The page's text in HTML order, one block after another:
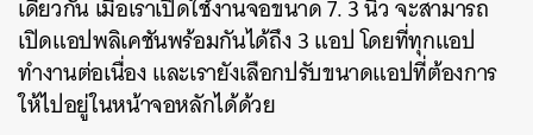
เดียวกัน เมื่อเราเปิดใช้งานจอขนาด 7. 3 นิ้ว จะสามารถ
เปิดแอปพลิเคชันพร้อมกันได้ถึง 3 แอป โดยที่ทุกแอป
ทำงานต่อเนื่อง และเรายังเลือกปรับขนาดแอปที่ต้องการ
ให้ไปอยู่ในหน้าจอหลักได้ด้วย